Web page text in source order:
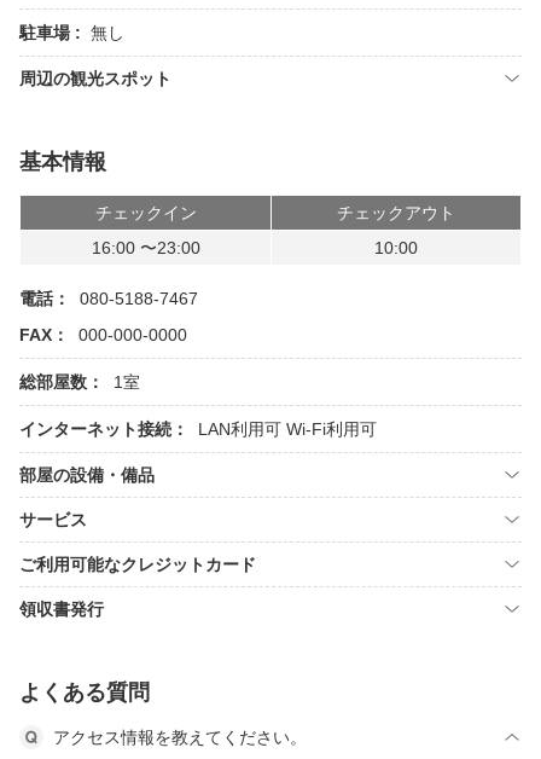
駐車場 : 無し
周辺の観光スポット
基本情報
チェックイン
チェックアウト
16:00 〜23:00
10:00
電話：
080-5188-7467
FAX：
000-000-0000
総部屋数： 1室
インターネット接続： LAN利用可 Wi-Fi利用可
部屋の設備・備品
サービス
ご利用可能なクレジットカード
領収書発行
よくある質問
アクセス情報を教えてください。